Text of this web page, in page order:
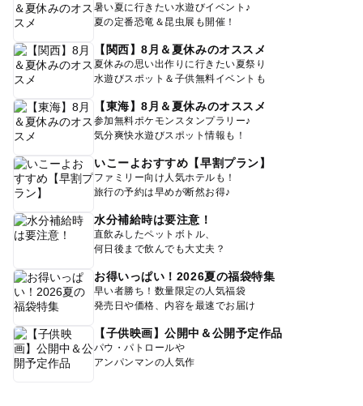
暑い夏に行きたい水遊びイベント♪
夏の定番恐竜＆昆虫展も開催！
【関西】8月＆夏休みのオススメ
夏休みの思い出作りに行きたい夏祭り
水遊びスポット＆子供無料イベントも
【東海】8月＆夏休みのオススメ
参加無料ポケモンスタンプラリー♪
気分爽快水遊びスポット情報も！
いこーよおすすめ【早割プラン】
ファミリー向け人気ホテルも！
旅行の予約は早めが断然お得♪
水分補給時は要注意！
直飲みしたペットボトル、
何日後まで飲んでも大丈夫？
お得いっぱい！2026夏の福袋特集
早い者勝ち！数量限定の人気福袋
発売日や価格、内容を最速でお届け
【子供映画】公開中＆公開予定作品
パウ・パトロールや
アンパンマンの人気作